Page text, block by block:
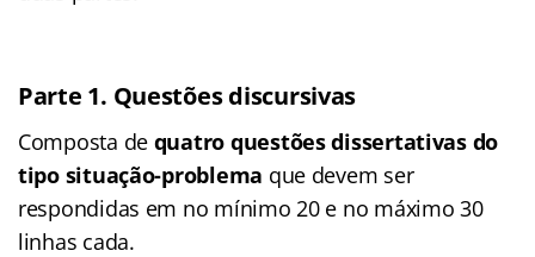
Parte 1. Questões discursivas
Composta de quatro questões dissertativas do
tipo situação-problema que devem ser
respondidas em no mínimo 20 e no máximo 30
linhas cada.